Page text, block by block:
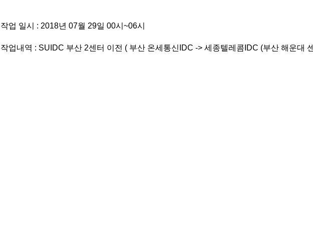
업 일시 : 2018년 07월 29일 00시~06시
업내역 : SUIDC 부산 2센터 이전 ( 부산 온세통신IDC -> 세종텔레콤IDC (부산 해운대